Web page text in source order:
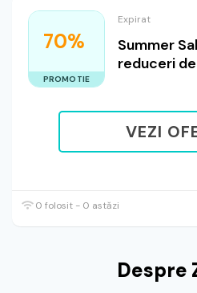
70%
PROMOTIE
Expirat
Summer
reduceri
VEZI
0 folosit - 0 astăzi
Despre